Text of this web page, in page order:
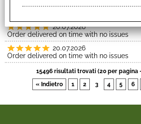
20.07.2026
20.07.2026
Order delivered on time with no issues
20.07.2026
Order delivered on time with no issues
15496 risultati trovati (20 per pagina
« Indietro
1 2 3 4 5 6